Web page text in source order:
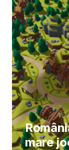
mare